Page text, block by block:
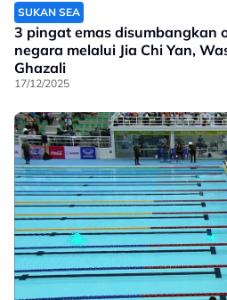
SUKAN SEA
3 pingat emas disumbangkan
negara melalui Jia Chi Yan,
Ghazali
17/12/2025